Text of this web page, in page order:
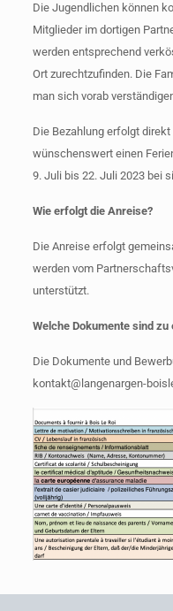
Die Jugendlichen können
Mitglieder im dortigen
werden entsprechend
Ort zurechtzufinden. Die
man sich vorab
Die Bezahlung erfolgt
wünschenswert einen
9. Juli bis 22. Juli 2023 bei
Wie erfolgt die Anreise?
Die Anreise erfolgt
werden vom
unterstützt.
Welche Dokumente sind
Die Dokumente und
kontakt@langenargen-